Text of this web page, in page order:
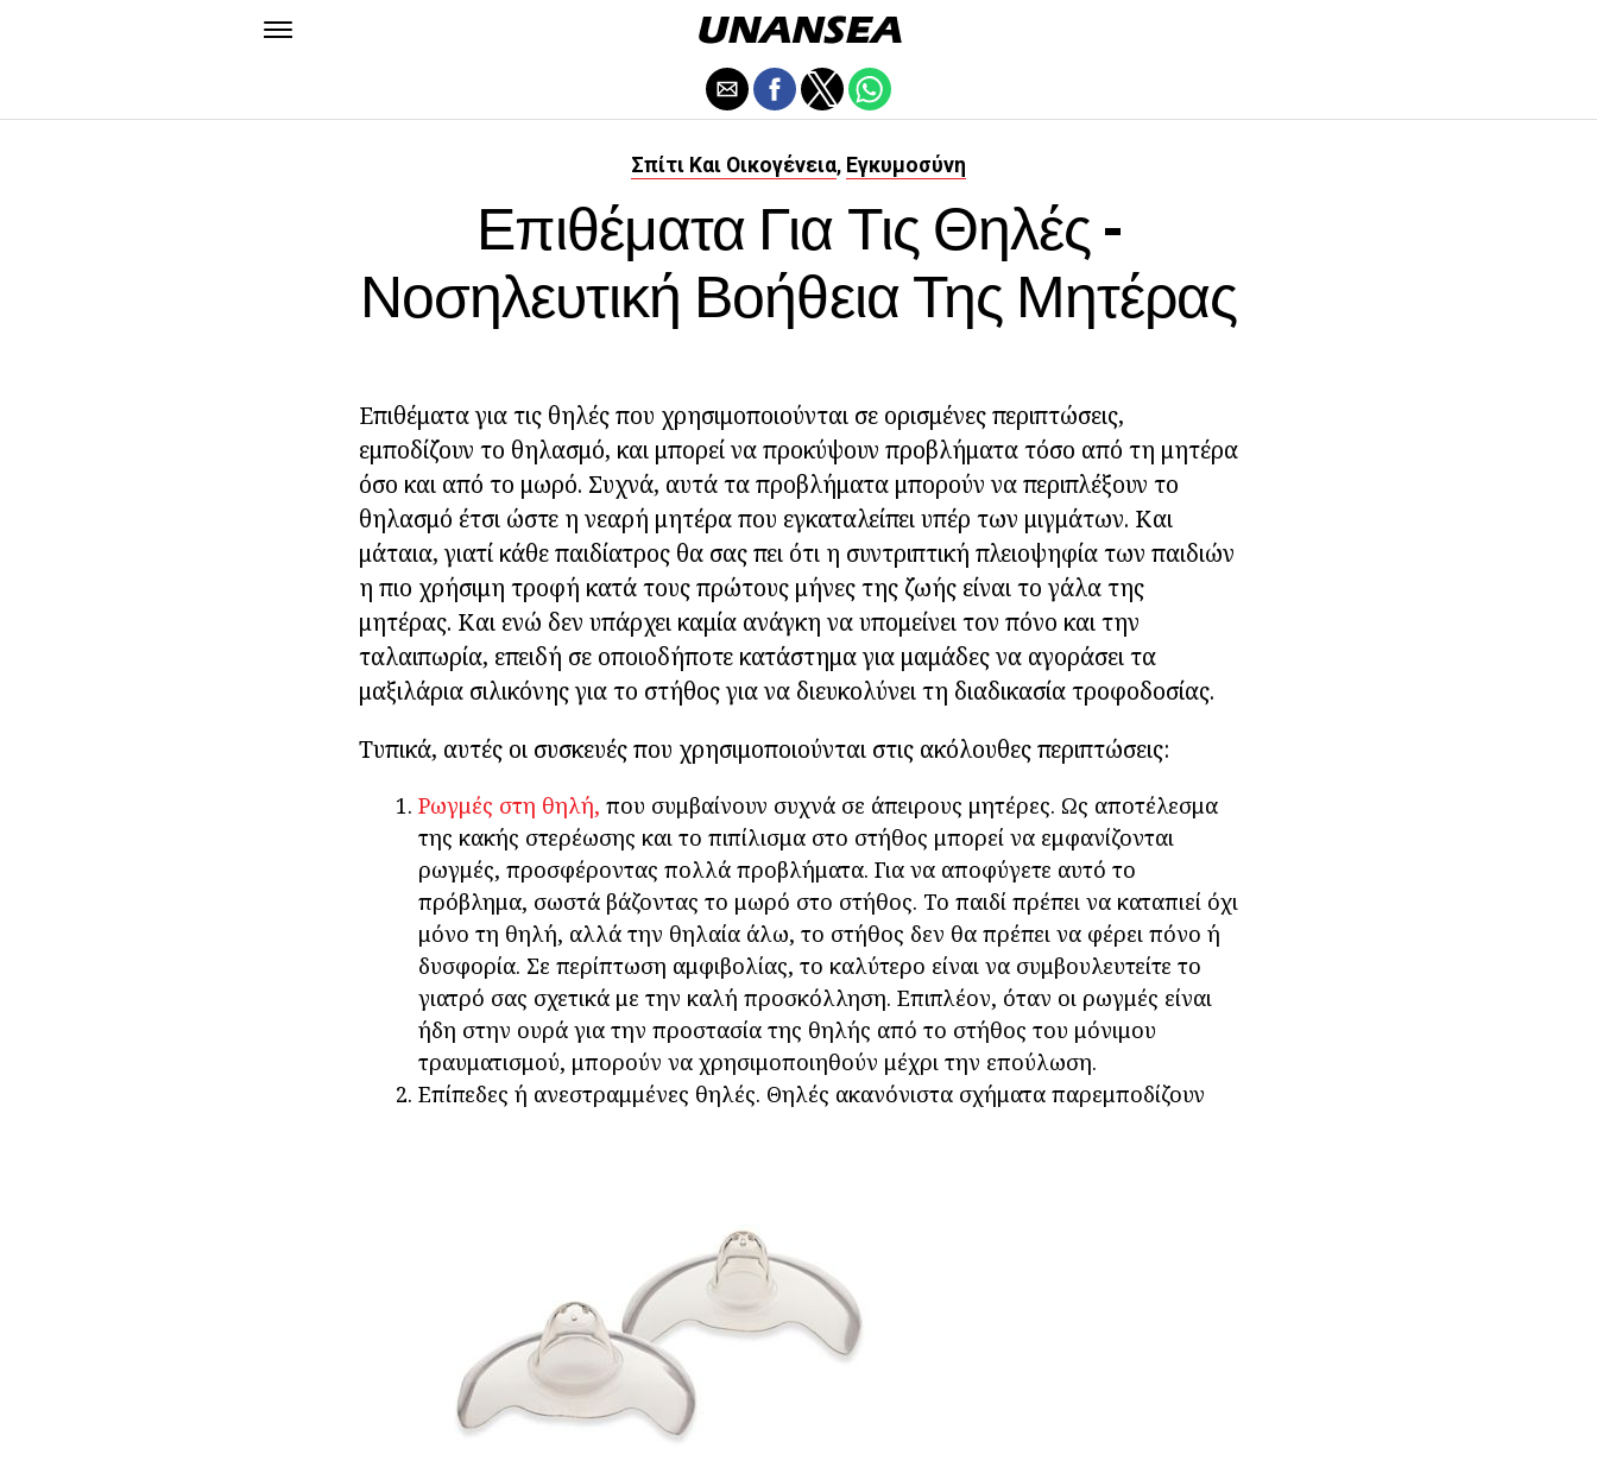
Σπίτι Και Οικογένεια, Εγκυμοσύνη
Επιθέματα Για Τις Θηλές -
Νοσηλευτική Βοήθεια Της Μητέρας
Επιθέματα για τις θηλές που χρησιμοποιούνται σε ορισμένες περιπτώσεις,
εμποδίζουν το θηλασμό, και μπορεί να προκύψουν προβλήματα τόσο από τη μητέρα
όσο και από το μωρό. Συχνά, αυτά τα προβλήματα μπορούν να περιπλέξουν το
θηλασμό έτσι ώστε η νεαρή μητέρα που εγκαταλείπει υπέρ των μιγμάτων. Και
μάταια, γιατί κάθε παιδίατρος θα σας πει ότι η συντριπτική πλειοψηφία των παιδιών
η πιο χρήσιμη τροφή κατά τους πρώτους μήνες της ζωής είναι το γάλα της
μητέρας. Και ενώ δεν υπάρχει καμία ανάγκη να υπομείνει τον πόνο και την
ταλαιπωρία, επειδή σε οποιοδήποτε κατάστημα για μαμάδες να αγοράσει τα
μαξιλάρια σιλικόνης για το στήθος για να διευκολύνει τη διαδικασία τροφοδοσίας.
Τυπικά, αυτές οι συσκευές που χρησιμοποιούνται στις ακόλουθες περιπτώσεις:
Ρωγμές στη θηλή, που συμβαίνουν συχνά σε άπειρους μητέρες. Ως αποτέλεσμα
της κακής στερέωσης και το πιπίλισμα στο στήθος μπορεί να εμφανίζονται
ρωγμές, προσφέροντας πολλά προβλήματα. Για να αποφύγετε αυτό το
πρόβλημα, σωστά βάζοντας το μωρό στο στήθος. Το παιδί πρέπει να καταπιεί όχι
μόνο τη θηλή, αλλά την θηλαία άλω, το στήθος δεν θα πρέπει να φέρει πόνο ή
δυσφορία. Σε περίπτωση αμφιβολίας, το καλύτερο είναι να συμβουλευτείτε το
γιατρό σας σχετικά με την καλή προσκόλληση. Επιπλέον, όταν οι ρωγμές είναι
ήδη στην ουρά για την προστασία της θηλής από το στήθος του μόνιμου
τραυματισμού, μπορούν να χρησιμοποιηθούν μέχρι την επούλωση.
Επίπεδες ή ανεστραμμένες θηλές. Θηλές ακανόνιστα σχήματα παρεμποδίζουν